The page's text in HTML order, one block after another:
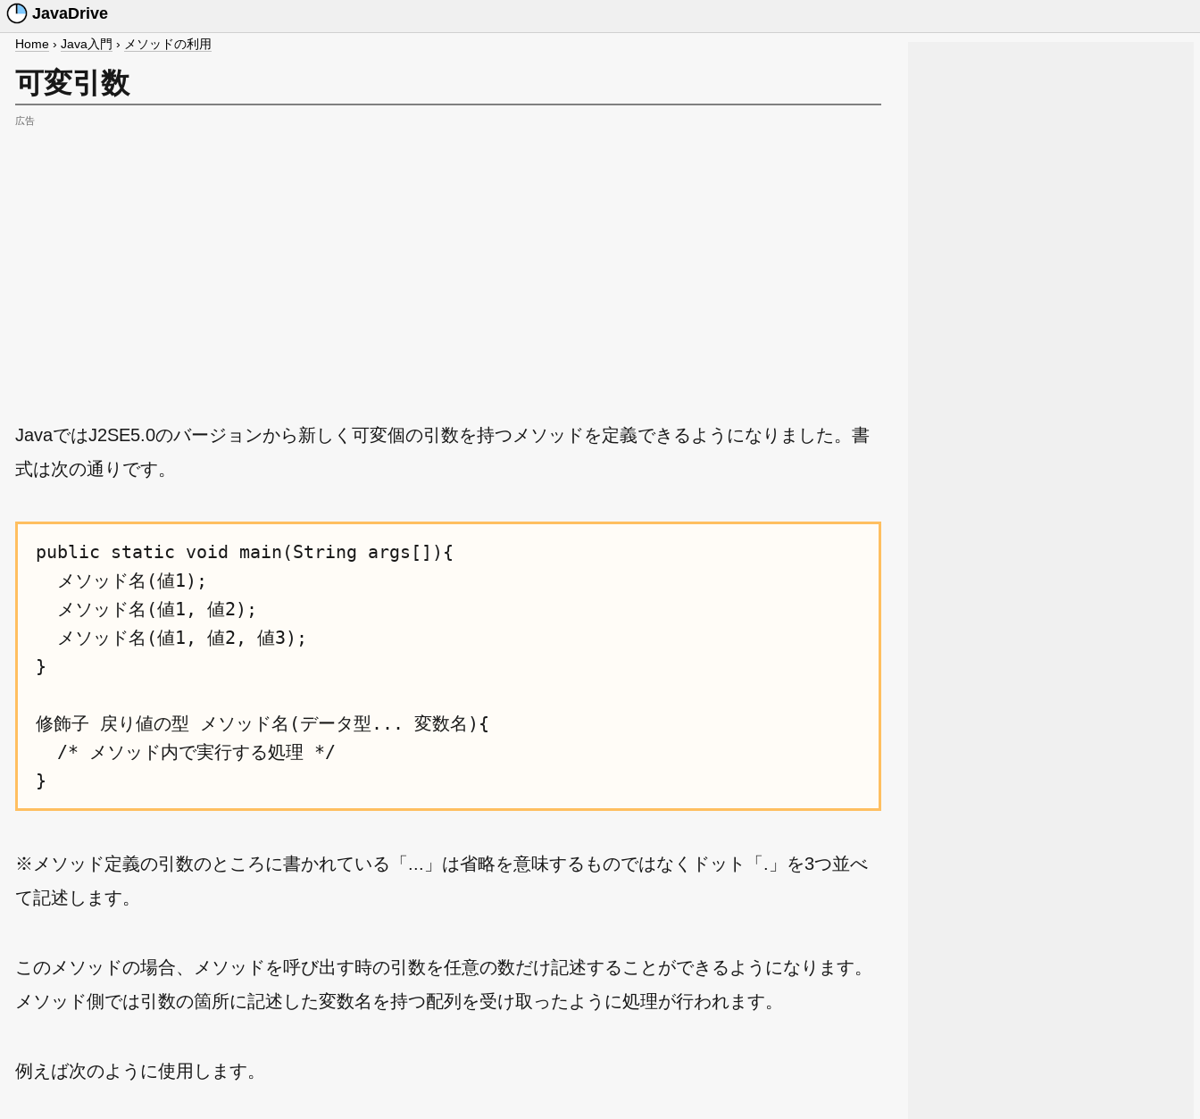
JavaDrive
Home › Java入門 › メソッドの利用
可変引数
広告
JavaではJ2SE5.0のバージョンから新しく可変個の引数を持つメソッドを定義できるようになりました。書
式は次の通りです。
public static void main(String args[]){
  メソッド名(値1);
  メソッド名(値1, 値2);
  メソッド名(値1, 値2, 値3);
}
修飾子 戻り値の型 メソッド名(データ型... 変数名){
  /* メソッド内で実行する処理 */
※メソッド定義の引数のところに書かれている「...」は省略を意味するものではなくドット「.」を3つ並べ
て記述します。
このメソッドの場合、メソッドを呼び出す時の引数を任意の数だけ記述することができるようになります。
メソッド側では引数の箇所に記述した変数名を持つ配列を受け取ったように処理が行われます。
例えば次のように使用します。